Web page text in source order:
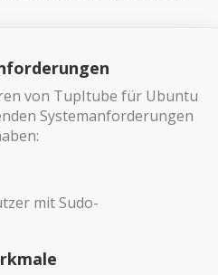
von TupItube für Ubuntu
Systemanforderungen
mit Sudo-